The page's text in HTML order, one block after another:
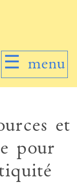
☰ menu
et
pour